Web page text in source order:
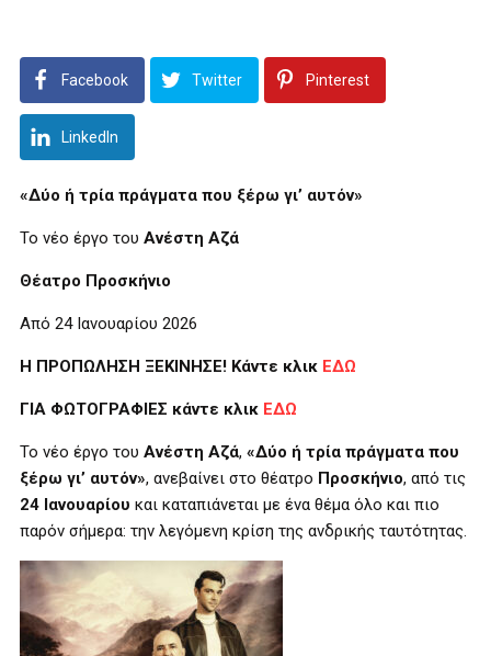
Facebook Twitter Pinterest
LinkedIn
«Δύο ή τρία πράγματα που ξέρω γι’ αυτόν»
Το νέο έργο του Ανέστη Αζά
Θέατρο Προσκήνιο
Από 24 Ιανουαρίου 2026
Η ΠΡΟΠΩΛΗΣΗ ΞΕΚΙΝΗΣΕ! Κάντε κλικ ΕΔΩ
ΓΙΑ ΦΩΤΟΓΡΑΦΙΕΣ κάντε κλικ ΕΔΩ
Το νέο έργο του Ανέστη Αζά, «Δύο ή τρία πράγματα που
ξέρω γι’ αυτόν», ανεβαίνει στο θέατρο Προσκήνιο, από τις
24 Ιανουαρίου και καταπιάνεται με ένα θέμα όλο και πιο
παρόν σήμερα: την λεγόμενη κρίση της ανδρικής ταυτότητας.